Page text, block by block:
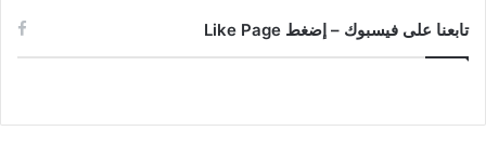
تابعنا على فيسبوك – إضغط Like Page